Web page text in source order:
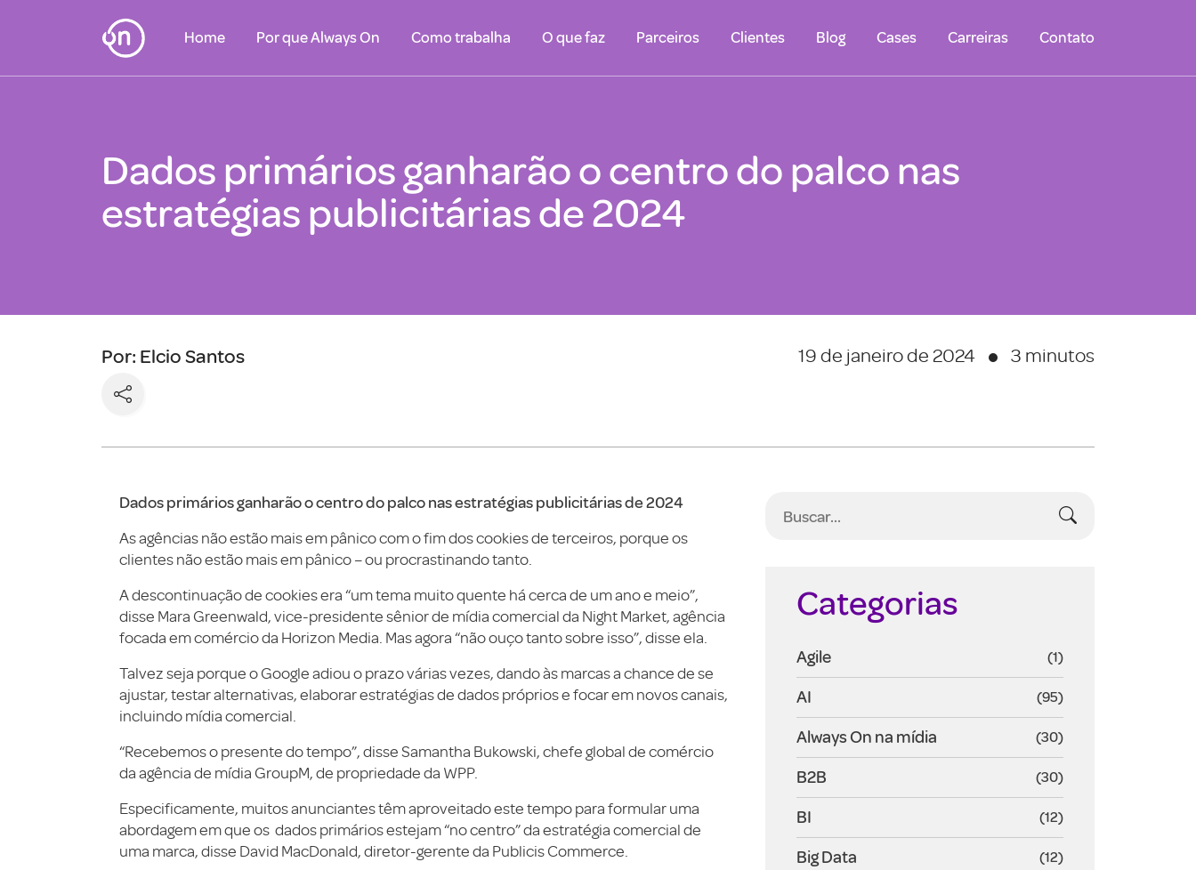
Home Por que Always On Como trabalha O que faz Parceiros Clientes Blog Cases Carreiras Contato
Dados primários ganharão o centro do palco nas
estratégias publicitárias de 2024
Por: Elcio Santos 19 de janeiro de 2024 3 minutos
Dados primários ganharão o centro do palco nas estratégias publicitárias de 2024
As agências não estão mais em pânico com o fim dos cookies de terceiros, porque os
clientes não estão mais em pânico – ou procrastinando tanto.
A descontinuação de cookies era “um tema muito quente há cerca de um ano e meio”,
disse Mara Greenwald, vice-presidente sênior de mídia comercial da Night Market, agência
focada em comércio da Horizon Media. Mas agora “não ouço tanto sobre isso”, disse ela.
Talvez seja porque o Google adiou o prazo várias vezes, dando às marcas a chance de se
ajustar, testar alternativas, elaborar estratégias de dados próprios e focar em novos canais,
incluindo mídia comercial.
“Recebemos o presente do tempo”, disse Samantha Bukowski, chefe global de comércio
da agência de mídia GroupM, de propriedade da WPP.
Especificamente, muitos anunciantes têm aproveitado este tempo para formular uma
abordagem em que os dados primários estejam “no centro” da estratégia comercial de
uma marca, disse David MacDonald, diretor-gerente da Publicis Commerce.
Categorias
Agile (1)
AI (95)
Always On na mídia (30)
B2B (30)
BI (12)
Big Data (12)